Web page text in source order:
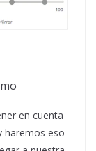
en cuenta
haremos eso